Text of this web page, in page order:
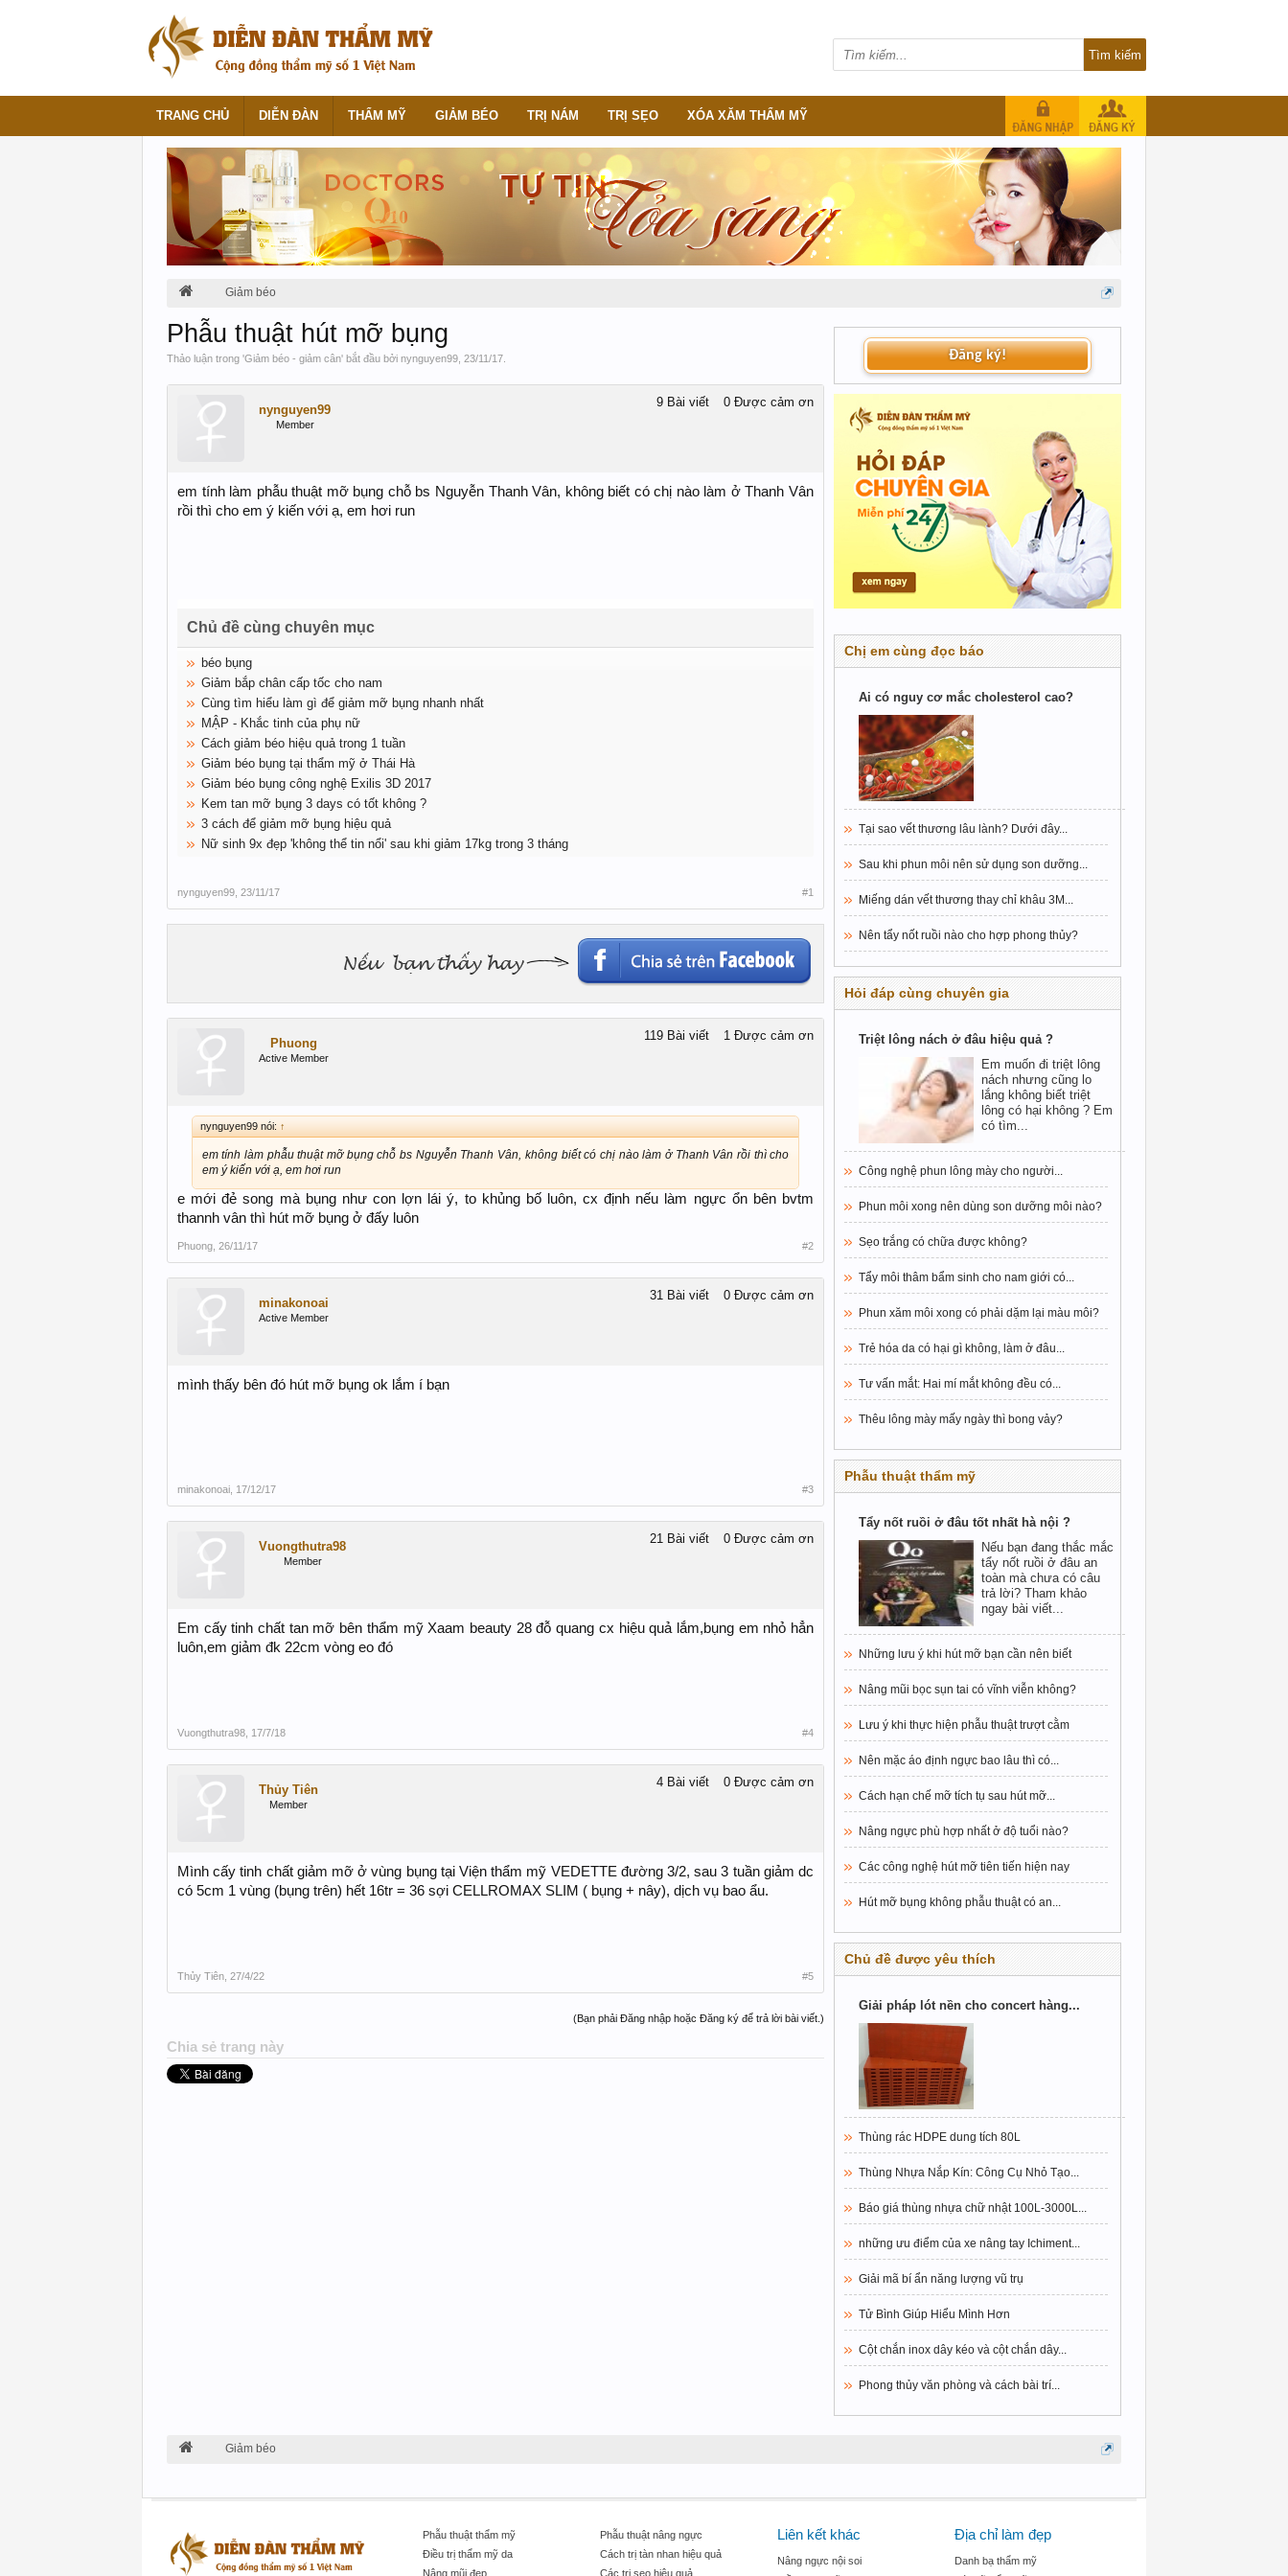
Giảm béo
Phẫu thuật hút mỡ bụng
Thảo luận trong 'Giảm béo - giảm cân' bắt đầu bởi nynguyen99 23/11/17
nynguyen99
Member
9 Bài viết 0 Được cảm ơn
em tính làm phẫu thuật mỡ bụng chỗ bs Nguyễn Thanh Vân, không biết có chị nào làm ở Thanh Vân
rồi thì cho em ý kiến với ạ, em hơi run
Chủ đề cùng chuyên mục
béo bụng
Giảm bắp chân cấp tốc cho nam
Cùng tìm hiểu làm gì để giảm mỡ bụng nhanh nhất
MẬP - Khắc tinh của phụ nữ
Cách giảm béo hiệu quả trong 1 tuần
Giảm béo bụng tại thẩm mỹ ở Thái Hà
Giảm béo bụng công nghệ Exilis 3D 2017
Kem tan mỡ bụng 3 days có tốt không ?
3 cách để giảm mỡ bụng hiệu quả
Nữ sinh 9x đẹp 'không thể tin nổi' sau khi giảm 17kg trong 3 tháng
nynguyen99 23/11/17 #1
Phuong
Active Member
119 Bài viết 1 Được cảm ơn
nynguyen99 nói: ↑
em tính làm phẫu thuật mỡ bụng chỗ bs Nguyễn Thanh Vân, không biết có chị nào làm ở Thanh Vân rồi thì cho
em ý kiến với ạ, em hơi run
e mới đẻ song mà bụng như con lợn lái ý, to khủng bố luôn, cx định nếu làm ngực ổn bên bvtm
thannh vân thì hút mỡ bụng ở đấy luôn
Phuong 26/11/17 #2
minakonoai
Active Member
31 Bài viết 0 Được cảm ơn
mình thấy bên đó hút mỡ bụng ok lắm í bạn
minakonoai 17/12/17 #3
Vuongthutra98
Member
21 Bài viết 0 Được cảm ơn
Em cấy tinh chất tan mỡ bên thẩm mỹ Xaam beauty 28 đỗ quang cx hiệu quả lắm,bụng em nhỏ hẳn
luôn,em giảm đk 22cm vòng eo đó
Vuongthutra98 17/7/18 #4
Thủy Tiên
Member
4 Bài viết 0 Được cảm ơn
Mình cấy tinh chất giảm mỡ ở vùng bụng tại Viện thẩm mỹ VEDETTE đường 3/2, sau 3 tuần giảm dc
có 5cm 1 vùng (bụng trên) hết 16tr = 36 sợi CELLROMAX SLIM ( bụng + nây), dịch vụ bao ẩu.
Thủy Tiên 27/4/22 #5
(Bạn phải Đăng nhập hoặc Đăng ký để trả lời bài viết.)
Chia sẻ trang này
Đăng ký!
Chị em cùng đọc báo
Ai có nguy cơ mắc cholesterol cao?
Tại sao vết thương lâu lành? Dưới đây...
Sau khi phun môi nên sử dụng son dưỡng...
Miếng dán vết thương thay chỉ khâu 3M...
Nên tẩy nốt ruồi nào cho hợp phong thủy?
Hỏi đáp cùng chuyên gia
Triệt lông nách ở đâu hiệu quả ?
Em muốn đi triệt lông
nách nhưng cũng lo
lắng không biết triệt
lông có hại không ? Em
có tìm...
Công nghệ phun lông mày cho người...
Phun môi xong nên dùng son dưỡng môi nào?
Sẹo trắng có chữa được không?
Tẩy môi thâm bẩm sinh cho nam giới có...
Phun xăm môi xong có phải dặm lại màu môi?
Trẻ hóa da có hại gì không, làm ở đâu...
Tư vấn mắt: Hai mí mắt không đều có...
Thêu lông mày mấy ngày thì bong vảy?
Phẫu thuật thẩm mỹ
Tẩy nốt ruồi ở đâu tốt nhất hà nội ?
Nếu bạn đang thắc mắc
tẩy nốt ruồi ở đâu an
toàn mà chưa có câu
trả lời? Tham khảo
ngay bài viết...
Những lưu ý khi hút mỡ bạn cần nên biết
Nâng mũi bọc sụn tai có vĩnh viễn không?
Lưu ý khi thực hiện phẫu thuật trượt cằm
Nên mặc áo định ngực bao lâu thì có...
Cách hạn chế mỡ tích tụ sau hút mỡ...
Nâng ngực phù hợp nhất ở độ tuổi nào?
Các công nghệ hút mỡ tiên tiến hiện nay
Hút mỡ bụng không phẫu thuật có an...
Chủ đề được yêu thích
Giải pháp lót nền cho concert hàng...
Thùng rác HDPE dung tích 80L
Thùng Nhựa Nắp Kín: Công Cụ Nhỏ Tạo...
Báo giá thùng nhựa chữ nhật 100L-3000L...
những ưu điểm của xe nâng tay Ichiment...
Giải mã bí ẩn năng lượng vũ trụ
Tử Bình Giúp Hiểu Mình Hơn
Cột chắn inox dây kéo và cột chắn dây...
Phong thủy văn phòng và cách bài trí...
Giảm béo
TRANG CHỦ DIỄN ĐÀN THẨM MỸ GIẢM BÉO TRỊ NÁM TRỊ SẸO XÓA XĂM THẨM MỸ
Phẫu thuật thẩm mỹ
Điều trị thẩm mỹ da
Nâng mũi đẹp
Phẫu thuật nâng ngực
Cách trị tàn nhan hiệu quả
Các trị sẹo hiệu quả
Liên kết khác
Nâng ngực nội soi
Địa chỉ làm đẹp
Danh bạ thẩm mỹ